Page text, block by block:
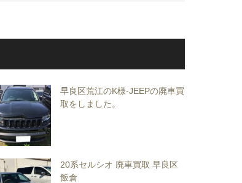
早良区荒江のK様-JEEPの廃車買
取をしました。
20系セルシオ 廃車買取 早良区
飯倉